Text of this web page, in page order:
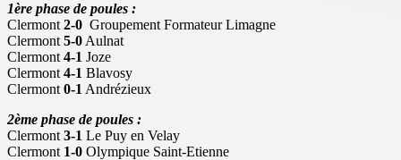
1ère phase de poules :
Clermont 2-0 Groupement Formateur Limagne
Clermont 5-0 Aulnat
Clermont 4-1 Joze
Clermont 4-1 Blavosy
Clermont 0-1 Andrézieux
2ème phase de poules :
Clermont 3-1 Le Puy en Velay
Clermont 1-0 Olympique Saint-Etienne